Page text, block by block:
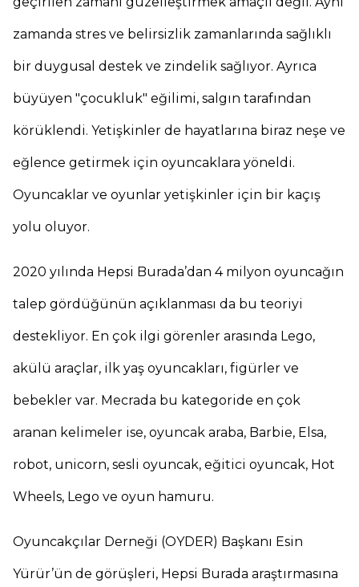
zamanda stres ve belirsizlik zamanlarında sağlıklı
bir duygusal destek ve zindelik sağlıyor. Ayrıca
büyüyen "çocukluk" eğilimi, salgın tarafından
körüklendi. Yetişkinler de hayatlarına biraz neşe ve
eğlence getirmek için oyuncaklara yöneldi.
Oyuncaklar ve oyunlar yetişkinler için bir kaçış
yolu oluyor.
2020 yılında Hepsi Burada’dan 4 milyon oyuncağın
talep gördüğünün açıklanması da bu teoriyi
destekliyor. En çok ilgi görenler arasında Lego,
akülü araçlar, ilk yaş oyuncakları, figürler ve
bebekler var. Mecrada bu kategoride en çok
aranan kelimeler ise, oyuncak araba, Barbie, Elsa,
robot, unicorn, sesli oyuncak, eğitici oyuncak, Hot
Wheels, Lego ve oyun hamuru.
Oyuncakçılar Derneği (OYDER) Başkanı Esin
Yürür’ün de görüşleri, Hepsi Burada araştırmasına